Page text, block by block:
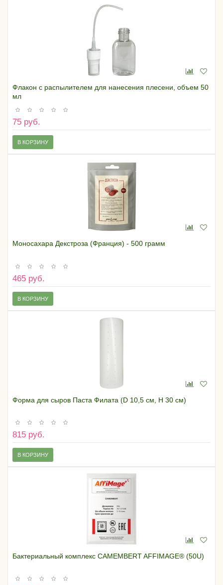
Флакон с распылителем для нанесения плесени, объем 50
мл
75 руб.
В КОРЗИНУ
Моносахара Декстроза (Франция) - 500 грамм
465 руб.
В КОРЗИНУ
Форма для сыров Паста Филата (D 10,5 см, H 30 см)
815 руб.
В КОРЗИНУ
Бактериальный комплекс CAMEMBERT AFFIMAGE® (50U)